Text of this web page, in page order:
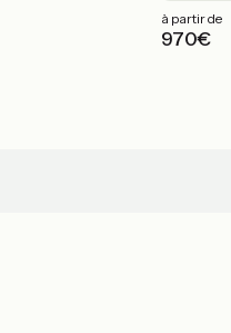
à partir de
970€